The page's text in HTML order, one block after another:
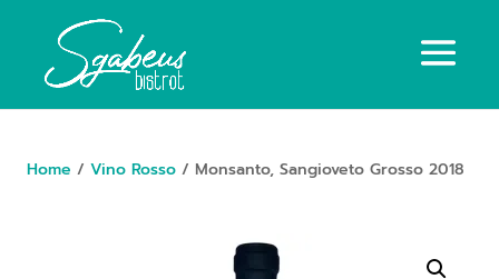
Home / Vino Rosso / Monsanto, Sangioveto Grosso 2018